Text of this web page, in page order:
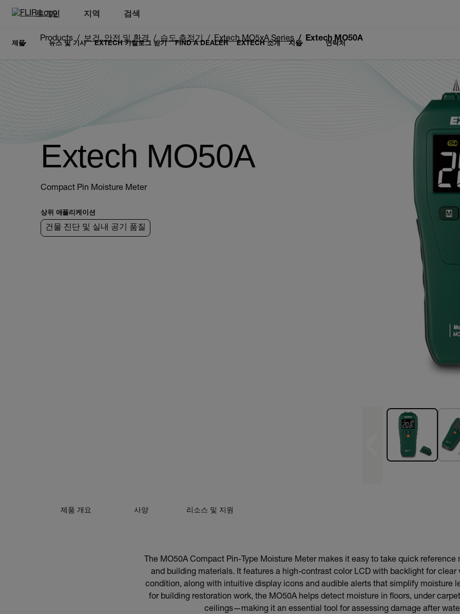
로그인 지역 검색
제품 뉴스 및 기사 EXTECH 카탈로그 받기 FIND A DEALER EXTECH 소개 지원 연락처
Products 보건, 안전 및 환경 습도 측정기 Extech MO5xA Series Extech MO50A
Extech MO50A
Compact Pin Moisture Meter
상위 애플리케이션
건물 진단 및 실내 공기 품질
제품 개요 사양 리소스 및 지원
The MO50A Compact Pin-Type Moisture Meter makes it easy to take quick reference
and building materials. It features a high-contrast color LCD with backlight for clear
condition, along with intuitive display icons and audible alerts that simplify moisture
for building restoration work, the MO50A helps detect moisture in floors, under
ceilings—making it an essential tool for assessing damage after